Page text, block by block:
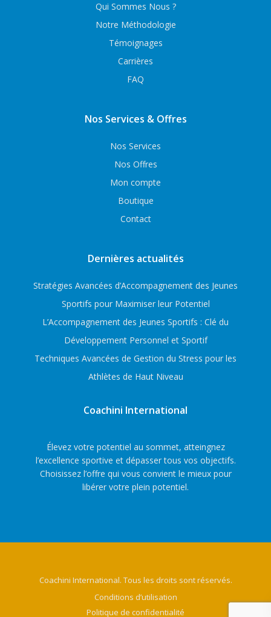
Qui Sommes Nous ?
Notre Méthodologie
Témoignages
Carrières
FAQ
Nos Services & Offres
Nos Services
Nos Offres
Mon compte
Boutique
Contact
Dernières actualités
Stratégies Avancées d’Accompagnement des Jeunes
Sportifs pour Maximiser leur Potentiel
L’Accompagnement des Jeunes Sportifs : Clé du
Développement Personnel et Sportif
Techniques Avancées de Gestion du Stress pour les
Athlètes de Haut Niveau
Coachini International
Élevez votre potentiel au sommet, atteingnez
l’excellence sportive et dépasser tous vos objectifs.
Choisissez l’offre qui vous convient le mieux pour
libérer votre plein potentiel.
Coachini International. Tous les droits sont réservés.
Conditions d’utilisation
Politique de confidentialité